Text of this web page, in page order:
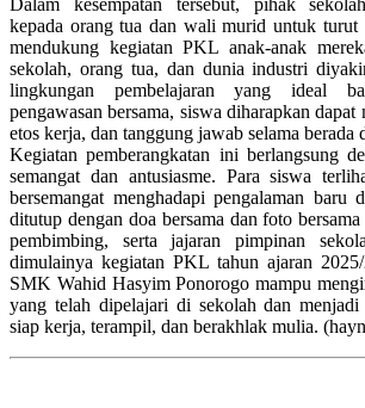
kepada orang tua dan wali murid untuk turut
mendukung kegiatan PKL anak-anak
sekolah, orang tua, dan dunia industri
lingkungan pembelajaran yang ideal
pengawasan bersama, siswa diharapkan
etos kerja, dan tanggung jawab selama berada
Kegiatan pemberangkatan ini berlangsung
semangat dan antusiasme. Para siswa
bersemangat menghadapi pengalaman baru
ditutup dengan doa bersama dan foto
pembimbing, serta jajaran pimpinan
dimulainya kegiatan PKL tahun ajaran
SMK Wahid Hasyim Ponorogo mampu
yang telah dipelajari di sekolah dan menjadi
siap kerja, terampil, dan berakhlak mulia.